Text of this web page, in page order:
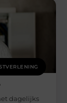
dagelijks